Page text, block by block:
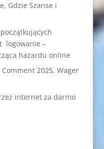
Gdzie Szanse i
logowanie –
hazardu online
2025, Wager
internet za darmo